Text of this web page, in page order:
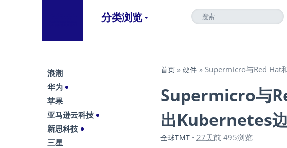
分类浏览
首页 » 硬件 » Supermicro与Red Hat
Supermicro与
出Kubernetes
全球TMT • 27天前 495浏览
浪潮
华为
苹果
亚马逊云科技
新思科技
三星